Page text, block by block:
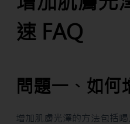
速 FAQ
問題一、如何
增加肌膚光澤的方法包括